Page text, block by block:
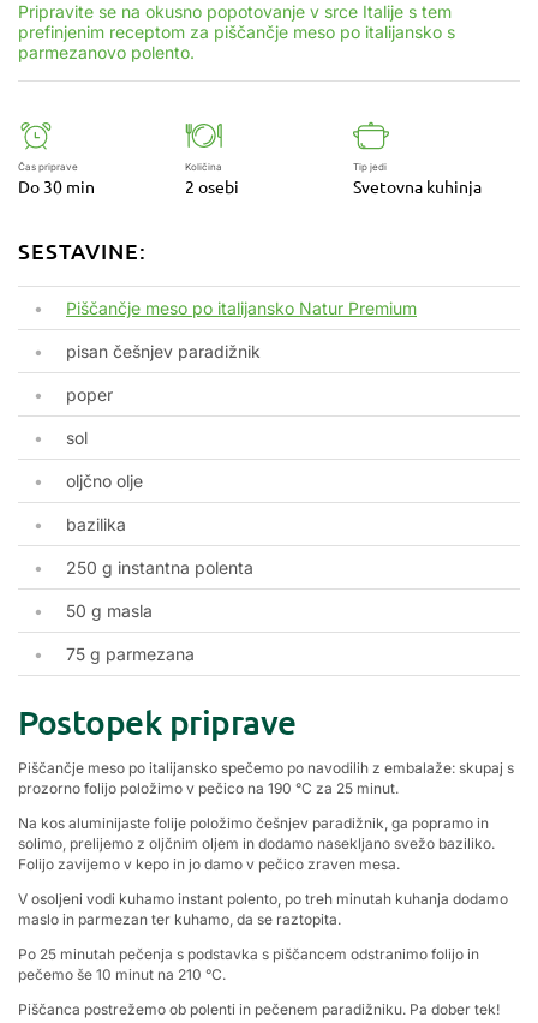
Pripravite se na okusno popotovanje v srce Italije s tem
prefinjenim receptom za piščančje meso po italijansko s
parmezanovo polento.
Čas priprave
Do 30 min
Količina
2 osebi
Tip jedi
Svetovna kuhinja
SESTAVINE:
Piščančje meso po italijansko Natur Premium
pisan češnjev paradižnik
poper
sol
oljčno olje
bazilika
250 g instantna polenta
50 g masla
75 g parmezana
Postopek priprave
Piščančje meso po italijansko spečemo po navodilih z embalaže: skupaj s
prozorno folijo položimo v pečico na 190 °C za 25 minut.
Na kos aluminijaste folije položimo češnjev paradižnik, ga popramo in
solimo, prelijemo z oljčnim oljem in dodamo nasekljano svežo baziliko.
Folijo zavijemo v kepo in jo damo v pečico zraven mesa.
V osoljeni vodi kuhamo instant polento, po treh minutah kuhanja dodamo
maslo in parmezan ter kuhamo, da se raztopita.
Po 25 minutah pečenja s podstavka s piščancem odstranimo folijo in
pečemo še 10 minut na 210 °C.
Piščanca postrežemo ob polenti in pečenem paradižniku. Pa dober tek!